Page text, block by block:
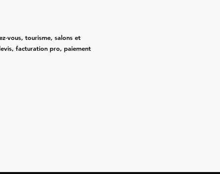
tourisme, salons et
facturation pro, paiement